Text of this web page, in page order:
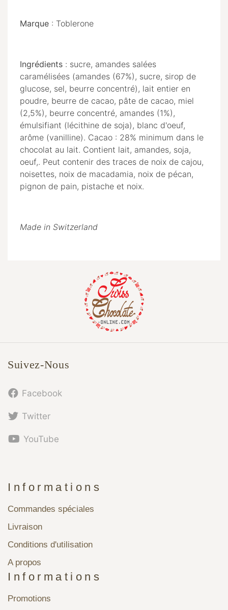
Marque : Toblerone
Ingrédients : sucre, amandes salées
caramélisées (amandes (67%), sucre, sirop de
glucose, sel, beurre concentré), lait entier en
poudre, beurre de cacao, pâte de cacao, miel
(2,5%), beurre concentré, amandes (1%),
émulsifiant (lécithine de soja), blanc d'oeuf,
arôme (vanilline). Cacao : 28% minimum dans le
chocolat au lait. Contient lait, amandes, soja,
oeuf,. Peut contenir des traces de noix de cajou,
noisettes, noix de macadamia, noix de pécan,
pignon de pain, pistache et noix.
Made in Switzerland
Suivez-Nous
Facebook
Twitter
YouTube
Informations
Commandes spéciales
Livraison
Conditions d'utilisation
A propos
Informations
Promotions